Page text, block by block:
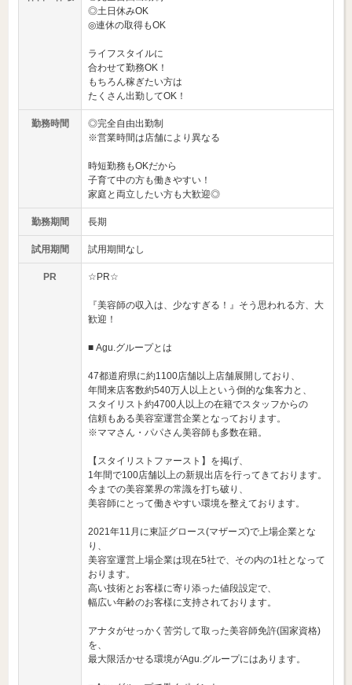
◎土日休みOK
◎連休の取得もOK
ライフスタイルに
合わせて勤務OK！
もちろん稼ぎたい方は
たくさん出勤してOK！
勤務時間
◎完全自由出勤制
※営業時間は店舗により異なる
時短勤務もOKだから
子育て中の方も働きやすい！
家庭と両立したい方も大歓迎◎
勤務期間 長期
試用期間 試用期間なし
PR ☆PR☆
『美容師の収入は、少なすぎる！』そう思われる方、大
歓迎！
■ Agu.グループとは
47都道府県に約1100店舗以上店舗展開しており、
年間来店客数約540万人以上という倒的な集客力と、
スタイリスト約4700人以上の在籍でスタッフからの
信頼もある美容室運営企業となっております。
※ママさん・パパさん美容師も多数在籍。
【スタイリストファースト】を掲げ、
1年間で100店舗以上の新規出店を行ってきております。
今までの美容業界の常識を打ち破り、
美容師にとって働きやすい環境を整えております。
2021年11月に東証グロース(マザーズ)で上場企業とな
り、
美容室運営上場企業は現在5社で、その内の1社となって
おります。
高い技術とお客様に寄り添った値段設定で、
幅広い年齢のお客様に支持されております。
アナタがせっかく苦労して取った美容師免許(国家資格)
を、
最大限活かせる環境がAgu.グループにはあります。